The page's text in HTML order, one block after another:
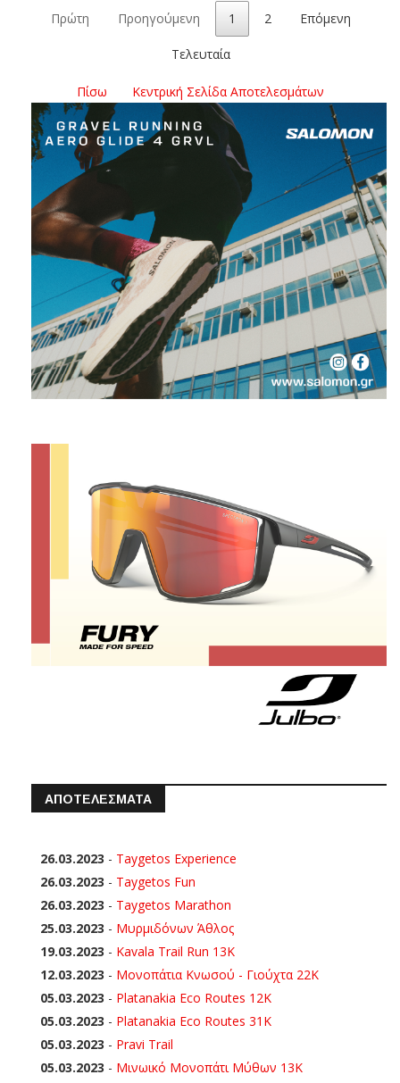
Πρώτη Προηγούμενη 1 2 Επόμενη
Τελευταία
Πίσω Κεντρική Σελίδα Αποτελεσμάτων
ΑΠΟΤΕΛΕΣΜΑΤΑ
26.03.2023 - Taygetos Experience
26.03.2023 - Taygetos Fun
26.03.2023 - Taygetos Marathon
25.03.2023 - Μυρμιδόνων Άθλος
19.03.2023 - Kavala Trail Run 13K
12.03.2023 - Μονοπάτια Κνωσού - Γιούχτα 22Κ
05.03.2023 - Platanakia Eco Routes 12K
05.03.2023 - Platanakia Eco Routes 31K
05.03.2023 - Pravi Trail
05.03.2023 - Μινωικό Μονοπάτι Μύθων 13Κ